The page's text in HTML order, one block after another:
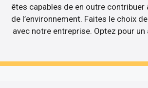
êtes capables de en outre contribuer
de l’environnement. Faites le choix
avec notre entreprise. Optez pour un